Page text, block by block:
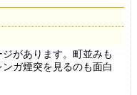
があります。町並みも
ガ煙突を見るのも面白